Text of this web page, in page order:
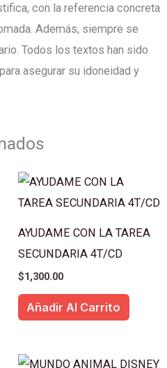
con la referencia concreta
Además, siempre se
Todos los textos han sido
asegurar su idoneidad y
AYUDAME CON LA TAREA
SECUNDARIA 4T/CD
$1,300.00
Añadir Al Carrito